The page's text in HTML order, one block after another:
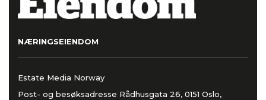
NÆRINGSEIENDOM
Estate Media Norway
Post- og besøksadresse Rådhusgata 26, 0151 Oslo,